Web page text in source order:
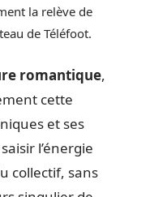
la relève de
de Téléfoot.
romantique,
cette
et ses
l’énergie
collectif, sans